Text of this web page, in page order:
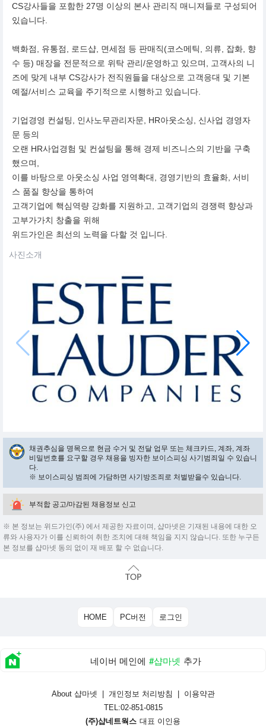
CS강사들을 포함한 27명 이상의 본사 관리직 매니져들로 구성되어
있습니다.
백화점, 유통점, 로드샵, 면세점 등 판매직(코스메틱, 의류, 잡화, 향
수 등) 매장을 전문적으로 위탁 관리/운영하고 있으며, 고객사의 니
즈에 맞게 내부 CS강사가 전직원들을 대상으로 고객응대 및 기본
예절/서비스 교육을 주기적으로 시행하고 있습니다.
기업경영 컨설팅, 인사노무관리자문, HR아웃소싱, 신사업 경영자
문 등의
오랜 HR사업경험 및 컨설팅을 통해 경제 비즈니스의 기반을 구축
했으며,
이를 바탕으로 아웃소싱 사업 영역확대, 경영기반의 효율화, 서비
스 품질 향상을 통하여
고객기업에 핵심역량 강화를 지원하고, 고객기업의 경쟁력 향상과
고부가가치 창출을 위해
위드가인은 최선의 노력을 다할 것 입니다.
사진소개
채권추심을 명목으로 현금 수거 및 전달 업무 또는 체크카드, 계좌, 계좌
비밀번호를 요구할 경우 채용을 빙자한 보이스피싱 사기범죄일 수 있습니
다.
※ 보이스피싱 범죄에 가담하면 사기방조죄로 처벌받을수 있습니다.
부적합 공고/마감된 채용정보 신고
※ 본 정보는 위드가인(주) 에서 제공한 자료이며, 샵마넷은 기재된 내용에 대한 오
류와 사용자가 이를 신뢰하여 취한 조치에 대해 책임을 지지 않습니다. 또한 누구든
본 정보를 샵마넷 동의 없이 재 배포 할 수 없습니다.
HOME PC버전 로그인
네이버 메인에 #샵마넷 추가
About 샵마넷 개인정보 처리방침
이용약관
TEL:02-851-0815
(주)샵네트웍스 대표 이인용